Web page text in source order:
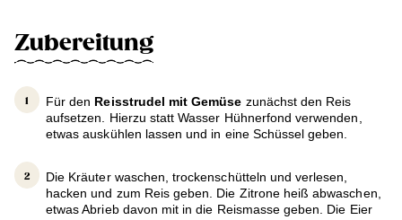
Zubereitung
Für den Reisstrudel mit Gemüse zunächst den Reis
aufsetzen. Hierzu statt Wasser Hühnerfond verwenden,
etwas auskühlen lassen und in eine Schüssel geben.
Die Kräuter waschen, trockenschütteln und verlesen,
hacken und zum Reis geben. Die Zitrone heiß abwaschen,
etwas Abrieb davon mit in die Reismasse geben. Die Eier